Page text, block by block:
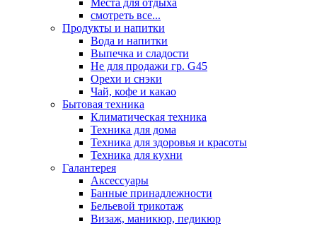
Места для отдыха
смотреть все...
Продукты и напитки
Вода и напитки
Выпечка и сладости
Не для продажи гр. G45
Орехи и снэки
Чай, кофе и какао
Бытовая техника
Климатическая техника
Техника для дома
Техника для здоровья и красоты
Техника для кухни
Галантерея
Аксессуары
Банные принадлежности
Бельевой трикотаж
Визаж, маникюр, педикюр